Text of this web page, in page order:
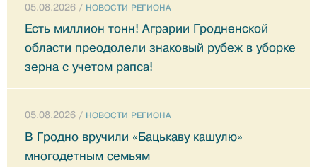
05.08.2026 / НОВОСТИ РЕГИОНА
Есть миллион тонн! Аграрии Гродненской
области преодолели знаковый рубеж в уборке
зерна с учетом рапса!
05.08.2026 / НОВОСТИ РЕГИОНА
В Гродно вручили «Бацькаву кашулю»
многодетным семьям